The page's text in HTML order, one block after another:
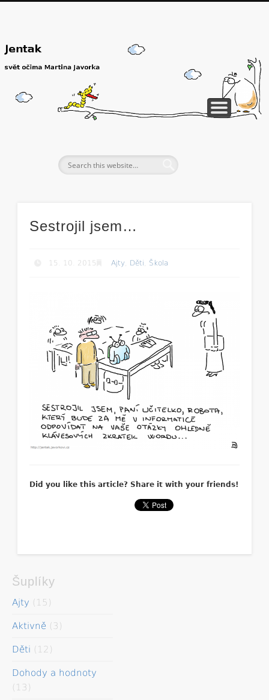
Sestrojil jsem…
15. 10. 2015 Ajty, Děti Škola
Did you like this article? Share it with your friends!
Šuplíky
Ajty (15)
Aktivně (3)
Děti (12)
Dohody a hodnoty
(13)